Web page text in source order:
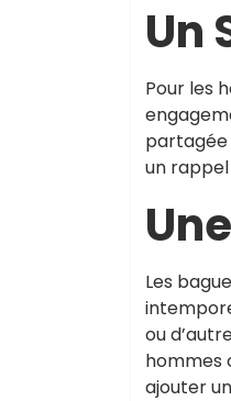
Un
Pour les
partagée
un
Les
ou
hommes
ajouter